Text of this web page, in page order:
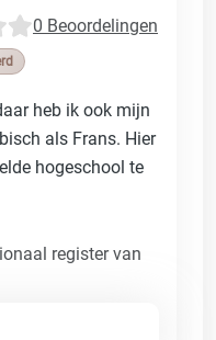
0 Beoordelingen
heb ik ook mijn
als Frans. Hier
hogeschool te
register van